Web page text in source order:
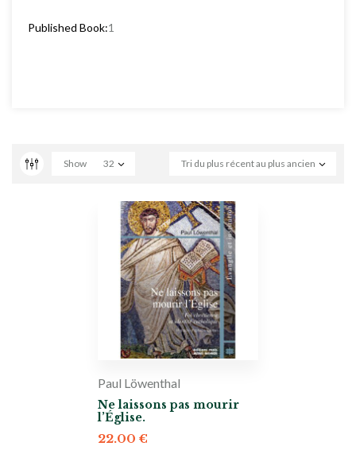
Published Book:1
Tri du plus récent au plus ancien
Show 32
Paul Löwenthal
Ne laissons pas mourir
l’Église.
22.00€